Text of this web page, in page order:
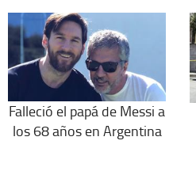
Falleció el papá de Messi a
los 68 años en Argentina